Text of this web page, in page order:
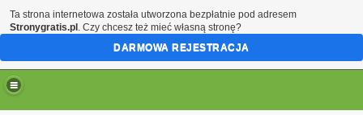
Ta strona internetowa została utworzona bezpłatnie pod adresem
Stronygratis.pl . Czy chcesz też mieć własną stronę?
DARMOWA REJESTRACJA